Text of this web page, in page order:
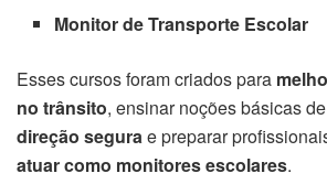
Monitor de Transporte Escolar
Esses cursos foram criados para
no trânsito, ensinar noções básicas de
direção segurae preparar
atuar como monitores escolares.